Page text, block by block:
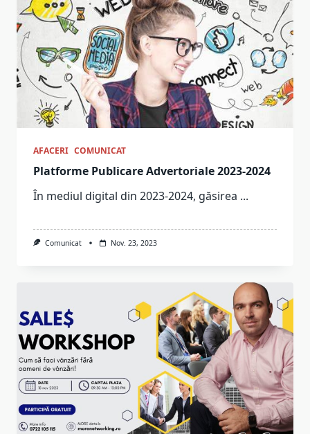
AFACERI COMUNICAT
Platforme Publicare Advertoriale 2023-2024
În mediul digital din 2023-2024, găsirea ...
Comunicat Nov. 23, 2023